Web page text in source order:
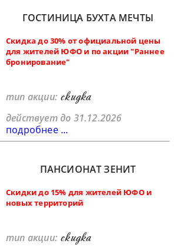
ГОСТИНИЦА БУХТА МЕЧТЫ
Скидка до 30% от официальной цены
для жителей ЮФО и по акции "Раннее
бронирование"
тип акции: скидка
действует до 31.12.2026
подробнее ...
ПАНСИОНАТ ЗЕНИТ
Скидки до 15% для жителей ЮФО и
новых территорий
тип акции: скидка